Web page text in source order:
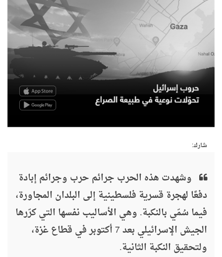
شارك:
وشهدت هذه الحرب جرائم حرب وجرائم إبادة
دفعًا لهجرة قسرية فلسطينية إلى البلدان المجاورة،
فيما سُمّي بالنكبة. وهي الأساليب نفسها التي كرّرها
الجيش الإسرائيلي بعد 7 أكتوبر في قطاع غزة،
ولتحقيق النكبة الثانية.